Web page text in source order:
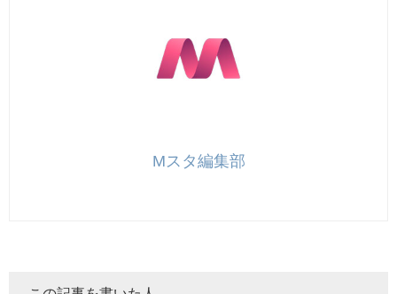
Mスタ編集部